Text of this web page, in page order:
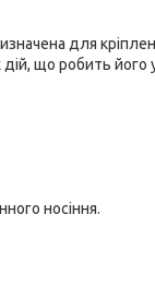
для
що робить його
носіння.